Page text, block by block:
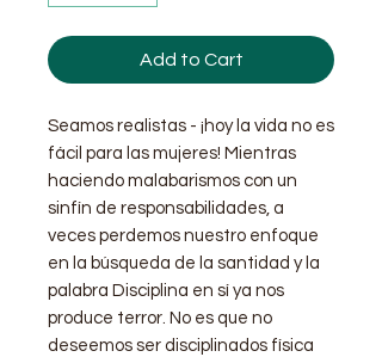
Add to Cart
Seamos realistas - ¡hoy la vida no es
fácil para las mujeres! Mientras
haciendo malabarismos con un
sinfín de responsabilidades, a
veces perdemos nuestro enfoque
en la búsqueda de la santidad y la
palabra Disciplina en sí ya nos
produce terror. No es que no
deseemos ser disciplinados física